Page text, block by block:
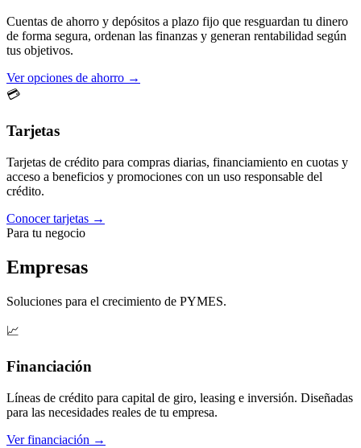
Cuentas de ahorro y depósitos a plazo fijo que resguardan tu dinero
de forma segura, ordenan las finanzas y generan rentabilidad según
tus objetivos.
Ver opciones de ahorro →
💳
Tarjetas
Tarjetas de crédito para compras diarias, financiamiento en cuotas y
acceso a beneficios y promociones con un uso responsable del
crédito.
Conocer tarjetas →
Para tu negocio
Empresas
Soluciones para el crecimiento de PYMES.
📈
Financiación
Líneas de crédito para capital de giro, leasing e inversión. Diseñadas
para las necesidades reales de tu empresa.
Ver financiación →